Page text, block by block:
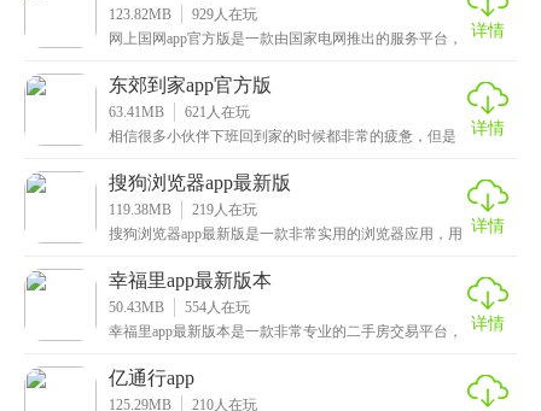
123.82MB 929人在玩
网上国网app官方版是一款由国家电网推出的服务平台，
详情
东郊到家app官方版
63.41MB 621 人在玩
相信很多小伙伴下班回到家的时候都非常的疲惫，但是
详情
搜狗浏览器app最新版
119.38MB 219人在玩
搜狗浏览器app最新版是一款非常实用的浏览器应用，用
详情
幸福里app最新版本
50.43MB 554人在玩
幸福里app最新版本是一款非常专业的二手房交易平台，
详情
亿通行app
125.29MB 210人在玩